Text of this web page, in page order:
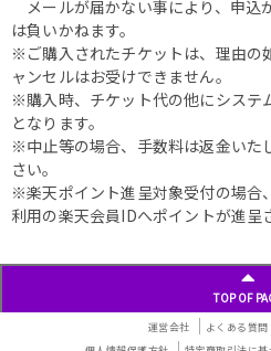
メールが届かない事により、申込
は負いかねます。
※ご購入されたチケットは、理由の
ャンセルはお受けできません。
※購入時、チケット代の他にシステ
となります。
※中止等の場合、手数料は返金いた
さい。
※楽天ポイント進呈対象受付の場合
利用の楽天会員IDへポイントが進呈
TOP OF
運営会社 よくある質問